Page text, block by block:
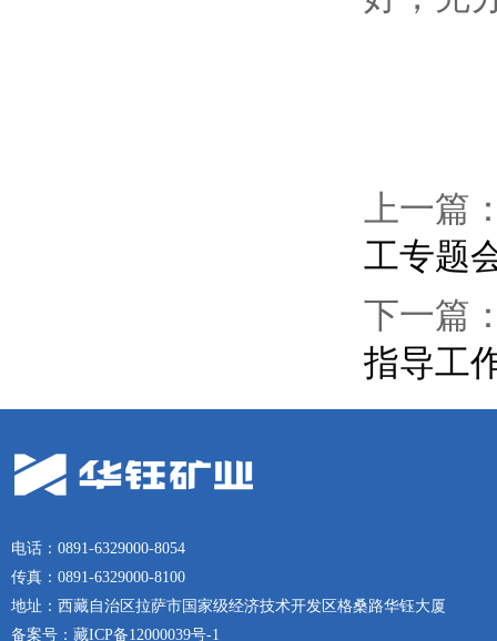
上一篇
工专题
下一篇
指导工
电话：0891-6329000-8054
传真：0891-6329000-8100
地址：西藏自治区拉萨市国家级经济技术开发区格桑路华钰大厦
备案号： 藏ICP备12000039号-1